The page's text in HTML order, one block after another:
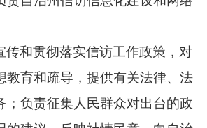
传和贯彻落实信访工作政策， 对
育和疏导， 提供有关法律、 法
负责征集人民群众对出台的政